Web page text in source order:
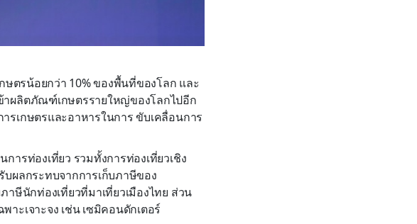
ษตรน้อยกว่า 10% ของพื้นที่ของโลก และ
าผลิตภัณฑ์เกษตรรายใหญ่ของโลกไปอีก
รเกษตรและอาหารในการ ขับเคลื่อนการ
ารท่องเที่ยว รวมทั้งการท่องเที่ยวเชิง
ผลกระทบจากการเก็บภาษีของ
าษีนักท่องเที่ยวที่มาเที่ยวเมืองไทย ส่วน
ะเจาะจง เช่น เซมิคอนดักเตอร์